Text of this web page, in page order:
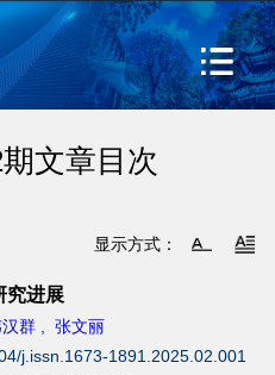
文章目次
显示方式：
究进展
群 , 张文丽
j.issn.1673-1891.2025.02.001